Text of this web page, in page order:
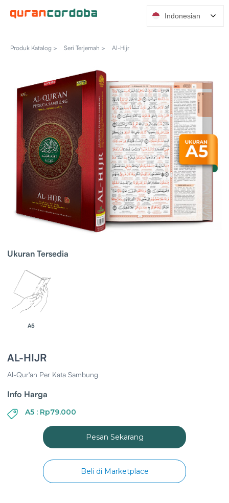
Produk Katalog > Seri Terjemah > Al-Hijr
Ukuran Tersedia
A5
AL-HIJR
Al-Qur'an Per Kata Sambung
Info Harga
A5 : Rp79.000
Pesan Sekarang
Beli di Marketplace
Indonesian